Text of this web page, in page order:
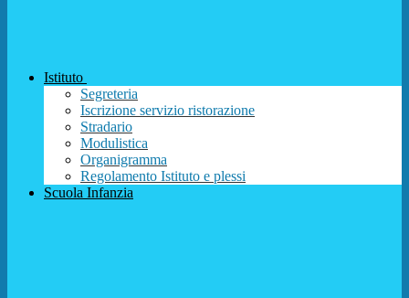
Istituto
Segreteria
Iscrizione servizio ristorazione
Stradario
Modulistica
Organigramma
Regolamento Istituto e plessi
Scuola Infanzia